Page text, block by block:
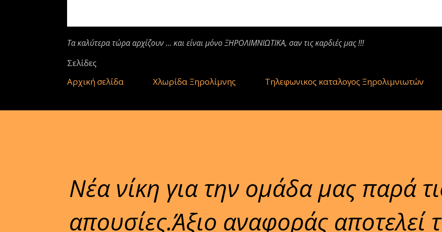
Τα καλύτερα τώρα αρχίζουν ... και είναι μόνο ΞΗΡΟΛΙΜΝΙΩΤΙΚΑ, σαν τις καρδιές μας !!!
Σελίδες
Αρχική σελίδα
Χλωρίδα Ξηρολίμνης Τηλεφωνικος καταλογος Ξηρολιμνιωτών
Νέα νίκη για την ομάδα μας παρά
απουσίες.Άξιο αναφοράς αποτελεί